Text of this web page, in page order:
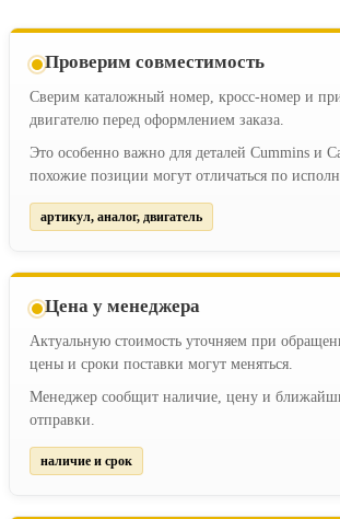
Проверим совместимость
Сверим каталожный номер, кросс-номер и
двигателю перед оформлением заказа.
Это особенно важно для деталей Cummins и
похожие позиции могут отличаться по
артикул, аналог, двигатель
Цена у менеджера
Актуальную стоимость уточняем при
цены и сроки поставки могут меняться.
Менеджер сообщит наличие, цену и
отправки.
наличие и срок